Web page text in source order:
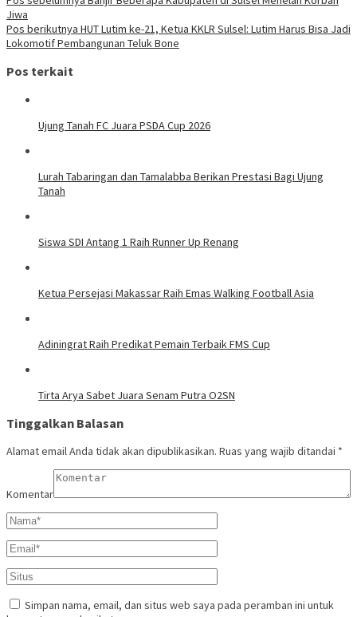
Jiwa
Pos berikutnya HUT Lutim ke-21, Ketua KKLR Sulsel: Lutim Harus Bisa Jadi
Lokomotif Pembangunan Teluk Bone
Pos terkait
Ujung Tanah FC Juara PSDA Cup 2026
Lurah Tabaringan dan Tamalabba Berikan Prestasi Bagi Ujung
Tanah
Siswa SDI Antang 1 Raih Runner Up Renang
Ketua Persejasi Makassar Raih Emas Walking Football Asia
Adiningrat Raih Predikat Pemain Terbaik FMS Cup
Tirta Arya Sabet Juara Senam Putra O2SN
Tinggalkan Balasan
Alamat email Anda tidak akan dipublikasikan. Ruas yang wajib ditandai *
Komentar
Simpan nama, email, dan situs web saya pada peramban ini untuk